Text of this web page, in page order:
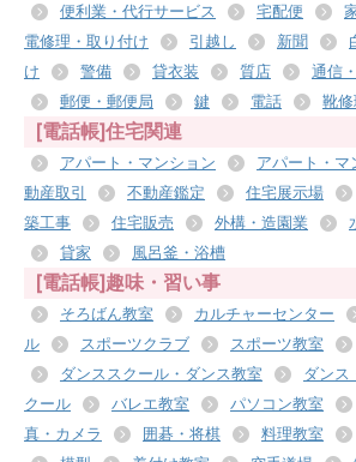
便利業・代行サービス
宅配便
電修理・取り付け
引越し 新聞
け
警備 貸衣装 質店
通信
郵便・郵便局
鍵 電話 靴
[電話帳]住宅関連
アパート・マンション アパート・マ
動産取引
不動産鑑定 住宅展示場
築工事
住宅販売 外構・造園業
貸家
風呂釜・浴槽
[電話帳]趣味・習い事
そろばん教室 カルチャーセンター
ル
スポーツクラブ スポーツ教室
ダンススクール・ダンス教室
ダンス
クール
バレエ教室 パソコン教室
真・カメラ
囲碁・将棋 料理教室